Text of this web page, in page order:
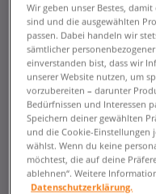
Wir geben unser Bestes,
sind und die ausgewählten
passen. Dabei handeln wir
sämtlicher
einverstanden bist, dass wir
unserer Website nutzen, um
vorzubereiten – darunter
Bedürfnissen und Interessen
Speichern deiner gewählten
und die Cookie-Einstellungen
wählst. Wenn du keine
möchtest, die auf deine
ablehnen“. Weitere
Datenschutzerklärung.